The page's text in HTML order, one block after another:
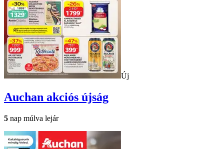
Új
Auchan akciós újság
5 nap múlva lejár